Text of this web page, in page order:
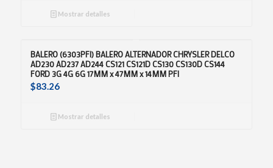
Mostrar detalles
BALERO (6303PFI) BALERO ALTERNADOR CHRYSLER DELCO
AD230 AD237 AD244 CS121 CS121D CS130 CS130D CS144
FORD 3G 4G 6G 17MM x 47MM x 14MM PFI
$83.26
Mostrar detalles